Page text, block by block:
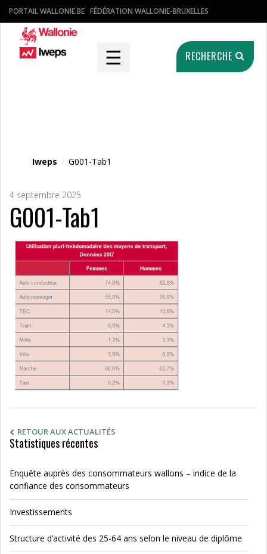
PORTAIL WALLONIE.BE FÉDÉRATION WALLONIE-BRUXELLES
☰ RECHERCHE
Iweps / G001-Tab1
4 septembre 2025
G001-Tab1
RETOUR AUX ACTUALITÉS
Statistiques récentes
Enquête auprès des consommateurs wallons – indice de la
confiance des consommateurs
Investissements
Structure d’activité des 25-64 ans selon le niveau de diplôme